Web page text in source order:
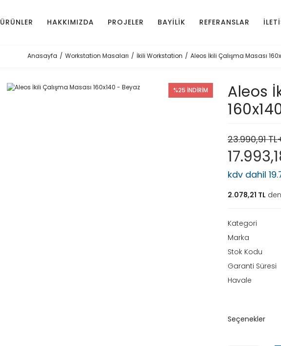
ÜRÜNLER HAKKIMIZDA PROJELER BAYİLİK REFERANSLAR
Anasayfa Workstation Masaları İkili Workstation Aleos İkili Çalışma Masası
%25 İNDİRİM
Aleos
23.990,91
kdv dahil
2.078,21 TL
Kategori
Marka
Stok Kodu
Garanti Süresi
Havale
Seçenekler